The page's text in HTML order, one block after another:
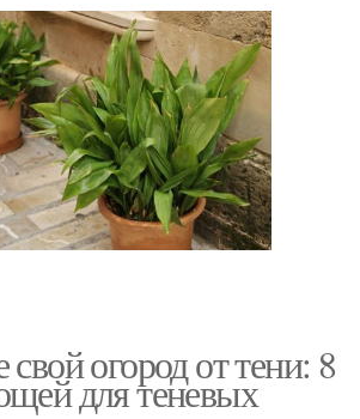
огород от тени: 8
для теневых